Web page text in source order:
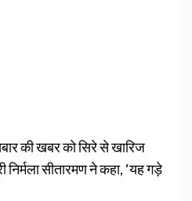
की खबर को सिरे से खारिज
निर्मला सीतारमण ने कहा, ‘यह गड़े